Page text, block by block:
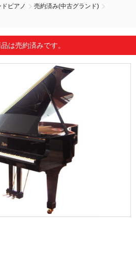
ピアノ
売約済み(中古グランド)
は売約済みです。